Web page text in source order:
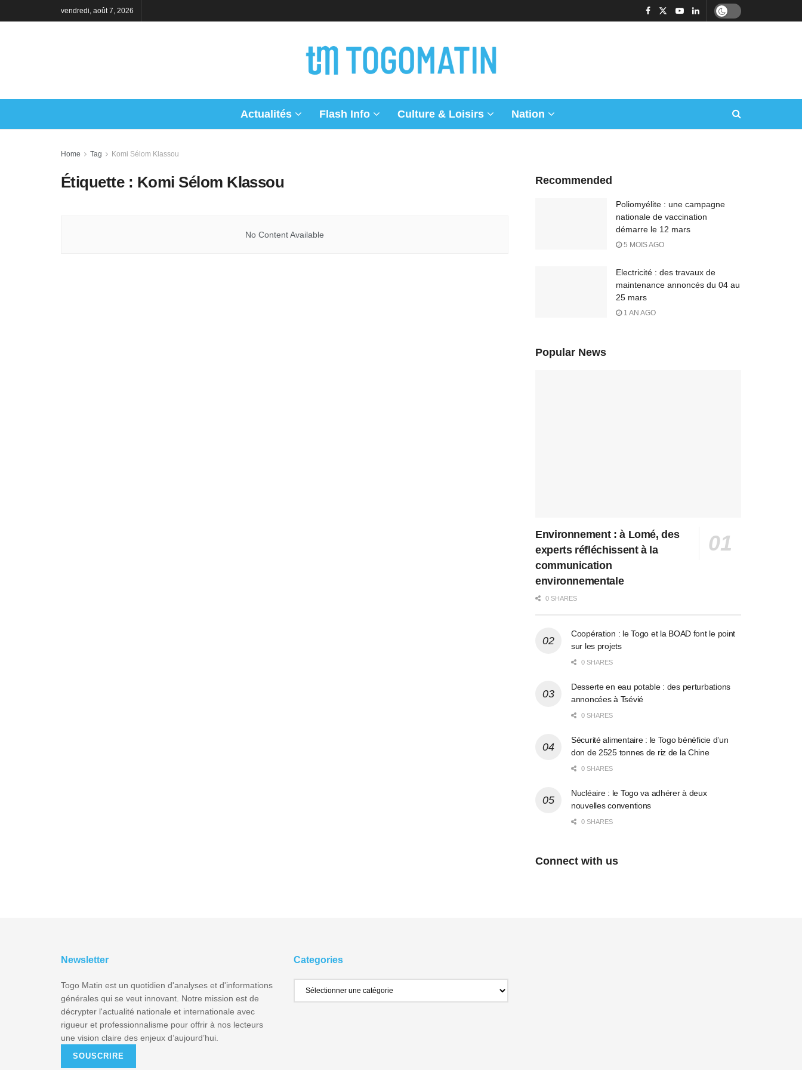
vendredi, août 7, 2026
Actualités Flash Info Culture & Loisirs Nation
Home Tag Komi Sélom Klassou
Étiquette : Komi Sélom Klassou
No Content Available
Recommended
Poliomyélite : une campagne
nationale de vaccination
démarre le 12 mars
5 MOIS AGO
Electricité : des travaux de
maintenance annoncés du 04 au
25 mars
1 AN AGO
Popular News
Environnement : à Lomé, des
experts réfléchissent à la
communication
environnementale
0 SHARES
Coopération : le Togo et la BOAD font le point
sur les projets
0 SHARES
Desserte en eau potable : des perturbations
annoncées à Tsévié
0 SHARES
Sécurité alimentaire : le Togo bénéficie d’un
don de 2525 tonnes de riz de la Chine
0 SHARES
Nucléaire : le Togo va adhérer à deux
nouvelles conventions
0 SHARES
Connect with us
Newsletter
Togo Matin est un quotidien d'analyses et d'informations
générales qui se veut innovant. Notre mission est de
décrypter l'actualité nationale et internationale avec
rigueur et professionnalisme pour offrir à nos lecteurs
une vision claire des enjeux d’aujourd’hui.
SOUSCRIRE
Categories